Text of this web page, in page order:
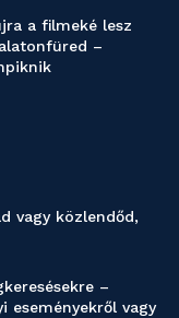
a filmeké lesz
–
vagy közlendőd,
–
eseményekről vagy